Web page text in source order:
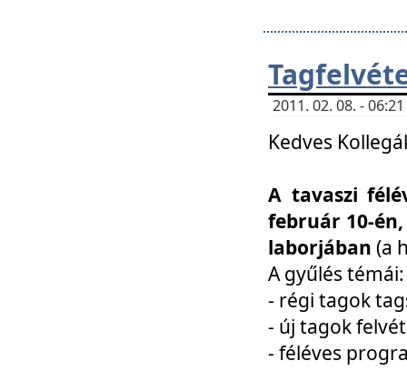
2011. 02. 08. -
Kedves
A tavaszi
február 10-
laborjában (a
A gyűlés témái:
- régi tagok
- új tagok
- féléves